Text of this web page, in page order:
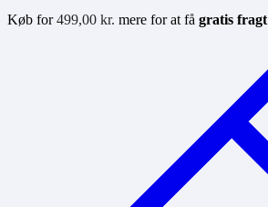
Køb for499,00 kr. mere for at få gratis fragt